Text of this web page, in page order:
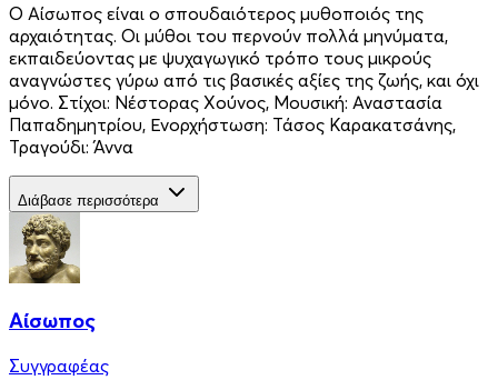
Ο Αίσωπος είναι ο σπουδαιότερος μυθοποιός της
αρχαιότητας. Οι μύθοι του περνούν πολλά μηνύματα,
εκπαιδεύοντας με ψυχαγωγικό τρόπο τους μικρούς
αναγνώστες γύρω από τις βασικές αξίες της ζωής, και όχι
μόνο. Στίχοι: Νέστορας Χούνος, Μουσική: Αναστασία
Παπαδημητρίου, Ενορχήστωση: Τάσος Καρακατσάνης,
Τραγούδι: Άννα
Διάβασε περισσότερα
Αίσωπος
Συγγραφέας